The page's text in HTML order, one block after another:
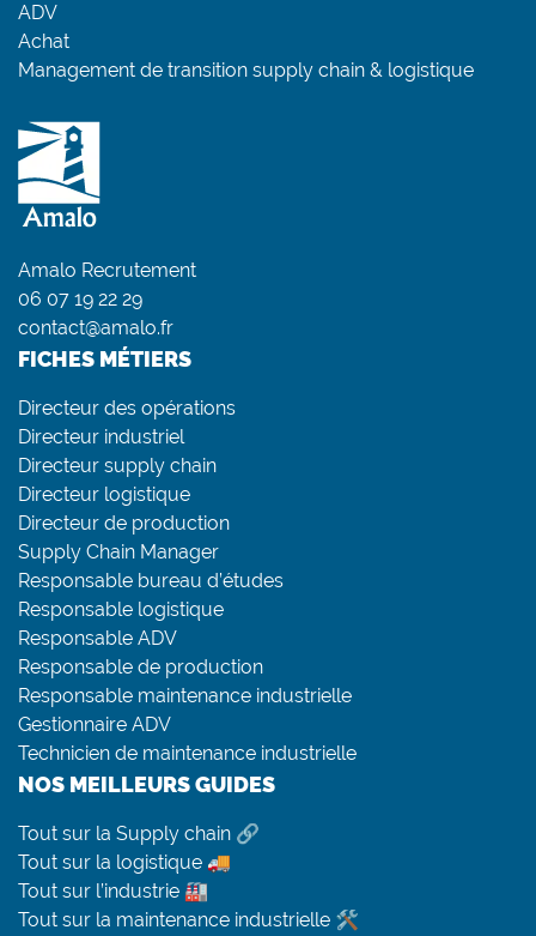
ADV
Achat
Management de transition supply chain & logistique
Amalo Recrutement
06 07 19 22 29
contact@amalo.fr
FICHES MÉTIERS
Directeur des opérations
Directeur industriel
Directeur supply chain
Directeur logistique
Directeur de production
Supply Chain Manager
Responsable bureau d’études
Responsable logistique
Responsable ADV
Responsable de production
Responsable maintenance industrielle
Gestionnaire ADV
Technicien de maintenance industrielle
NOS MEILLEURS GUIDES
Tout sur la Supply chain 🔗
Tout sur la logistique 🚚
Tout sur l’industrie 🏭
Tout sur la maintenance industrielle 🛠